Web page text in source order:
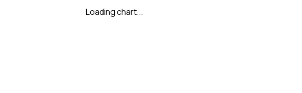
Loading chart...